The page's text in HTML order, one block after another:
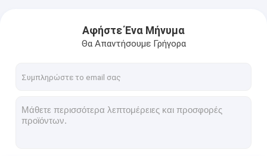
Κολλητική ταινία ταινιών Polyimide
Κολλητική ταινία φύλλων αλουμινίου αργιλίου
Αντιμέτωπο φύλλο αλουμινίου έγγραφο της Kraft
Αφήστε Ένα Μήνυμα
Θα Απαντήσουμε Γρήγορα